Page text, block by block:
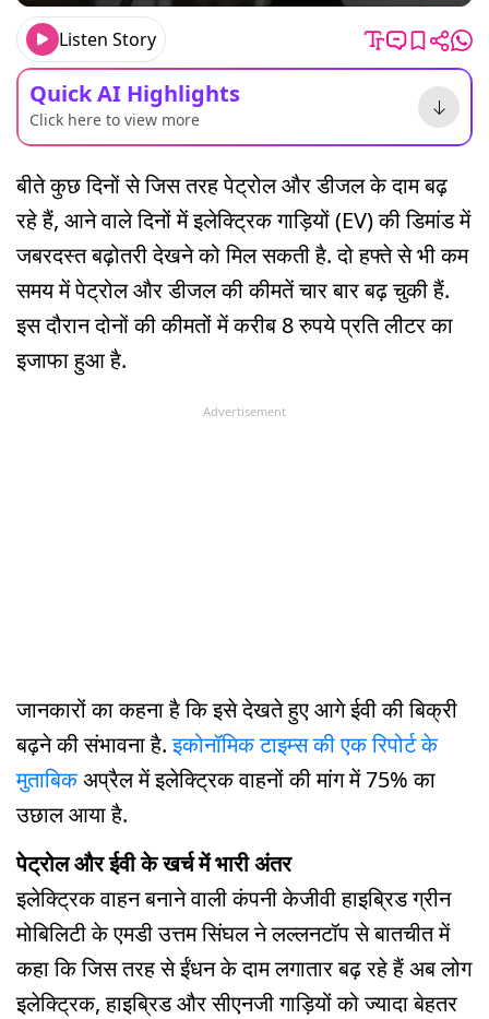
Listen Story
Quick AI Highlights
Click here to view more
बीते कुछ दिनों से जिस तरह पेट्रोल और डीजल के दाम बढ़
रहे हैं, आने वाले दिनों में इलेक्ट्रिक गाड़ियों (EV) की डिमांड में
जबरदस्त बढ़ोतरी देखने को मिल सकती है. दो हफ्ते से भी कम
समय में पेट्रोल और डीजल की कीमतें चार बार बढ़ चुकी हैं.
इस दौरान दोनों की कीमतों में करीब 8 रुपये प्रति लीटर का
इजाफा हुआ है.
Advertisement
जानकारों का कहना है कि इसे देखते हुए आगे ईवी की बिक्री
बढ़ने की संभावना है.इकोनॉमिक टाइम्स की एक रिपोर्ट के
मुताबिकअप्रैल में इलेक्ट्रिक वाहनों की मांग में 75% का
उछाल आया है.
पेट्रोल और ईवी के खर्च में भारी अंतर
इलेक्ट्रिक वाहन बनाने वाली कंपनी केजीवी हाइब्रिड ग्रीन
मोबिलिटी के एमडी उत्तम सिंघल ने लल्लनटॉप से बातचीत में
कहा कि जिस तरह से ईंधन के दाम लगातार बढ़ रहे हैं अब लोग
इलेक्ट्रिक, हाइब्रिड और सीएनजी गाड़ियों को ज्यादा बेहतर